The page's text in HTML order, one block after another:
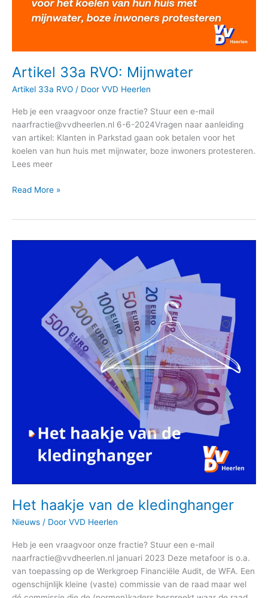
Artikel 33a RVO: Mijnwater
Artikel 33a RVO / Door VVD Heerlen
Heb je een vraagvoor onze fractie? Stuur een e-mail
naarfractie@vvdheerlen.nl 6-6-2024Vragen naar aanleiding
van artikel: Klanten in Parkstad gaan ook betalen voor het
koelen van hun huis met mijnwater, boze inwoners protesteren.
Lees meer
Read More »
Het haakje van de kledinghanger
Nieuws / Door VVD Heerlen
Heb je een vraagvoor onze fractie? Stuur een e-mail
naarfractie@vvdheerlen.nl januari 2023 Deze metafoor is o.a.
van toepassing op de Werkgroep Financiële Audit, de WFA. Een
ogenschijnlijk kleine (vaste) commissie van de raad maar wel
kledinghanger